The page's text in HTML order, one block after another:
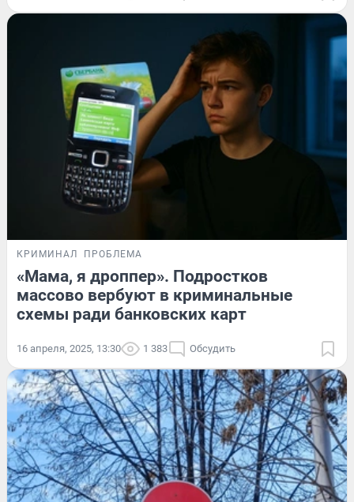
КРИМИНАЛ ПРОБЛЕМА
«Мама, я дроппер». Подростков
массово вербуют в криминальные
схемы ради банковских карт
16 апреля, 2025, 13:30 1 383 Обсудить